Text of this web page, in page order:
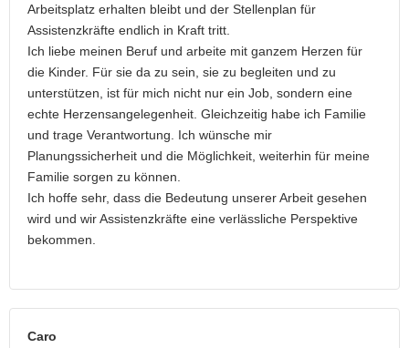
Arbeitsplatz erhalten bleibt und der Stellenplan für
Assistenzkräfte endlich in Kraft tritt.
Ich liebe meinen Beruf und arbeite mit ganzem Herzen für
die Kinder. Für sie da zu sein, sie zu begleiten und zu
unterstützen, ist für mich nicht nur ein Job, sondern eine
echte Herzensangelegenheit. Gleichzeitig habe ich Familie
und trage Verantwortung. Ich wünsche mir
Planungssicherheit und die Möglichkeit, weiterhin für meine
Familie sorgen zu können.
Ich hoffe sehr, dass die Bedeutung unserer Arbeit gesehen
wird und wir Assistenzkräfte eine verlässliche Perspektive
bekommen.
Caro